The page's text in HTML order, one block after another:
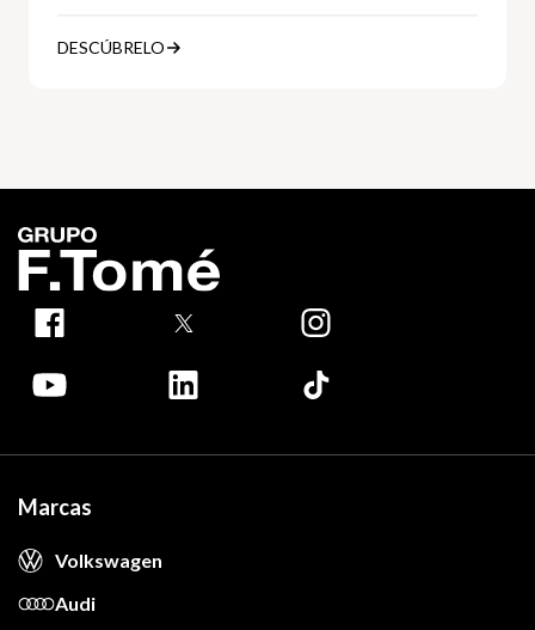
DESCÚBRELO
Marcas
Volkswagen
Audi